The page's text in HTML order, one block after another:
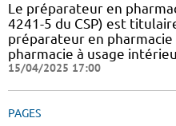
Le préparateur en
4241-5 du CSP) est
préparateur en
pharmacie à usage
15/04/2025 17:00
PAGES